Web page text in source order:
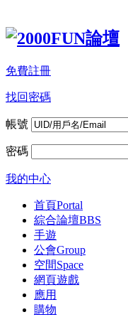
免費註冊
找回密碼
帳號
密碼
我的中心
首頁Portal
綜合論壇BBS
手遊
公會Group
空間Space
網頁遊戲
應用
購物